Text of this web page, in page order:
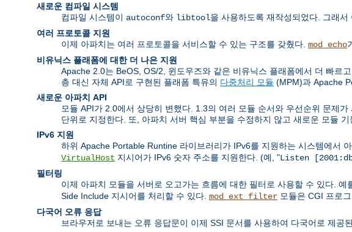
새로운 컴파일 시스템
컴파일 시스템이 autoconf와 libtool을 사용하도록 재작성되었다. 그래
여러 프로토콜 지원
이제 아파치는 여러 프로토콜을 서비스할 수 있는 구조를 갖췄다. mod_echo
비유닉스 플래폼에 대한 더 나은 지원
Apache 2.0는 BeOS, OS/2, 윈도우즈와 같은 비유닉스 플래폼에서 더 빠르
층 대신 자체 API로 구현된 플래폼 특유의 다중처리 모듈 (MPM)과 Apache
새로운 아파치 API
모듈 API가 2.0에서 상당히 변했다. 1.3의 여러 모듈 순서와 우선순위 문제
단위로 지정한다. 또, 아파치 서버 핵심 부분을 수정하지 않고 새로운 모듈
IPv6 지원
하위 Apache Portable Runtine 라이브러리가 IPv6를 지원하는 시스템에서
VirtualHost 지시어가 IPv6 숫자 주소를 지원한다. (예, "Listen
필터링
이제 아파치 모듈을 서버로 오고가는 흐름에 대한 필터로 사용할 수 있다. 예
Side Include 지시어를 처리할 수 있다. mod_ext_filter 모듈은 CGI 프로
다국어 오류 응답
브라우저로 보내는 오류 응답문이 이제 SSI 문서를 사용하여 다국어로 제공